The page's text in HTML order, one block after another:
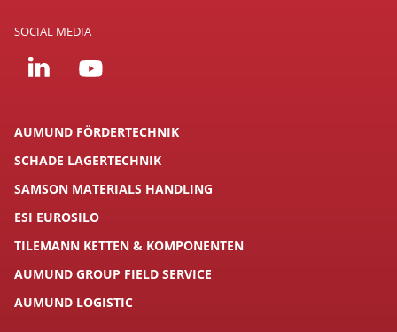
SOCIAL MEDIA
AUMUND FÖRDERTECHNIK
SCHADE LAGERTECHNIK
SAMSON MATERIALS HANDLING
ESI EUROSILO
TILEMANN KETTEN & KOMPONENTEN
AUMUND GROUP FIELD SERVICE
AUMUND LOGISTIC